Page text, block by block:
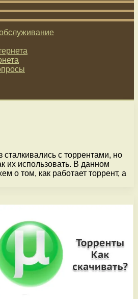
сталкивались с торрентами, но
их использовать. В данном
о том, как работает торрент, а